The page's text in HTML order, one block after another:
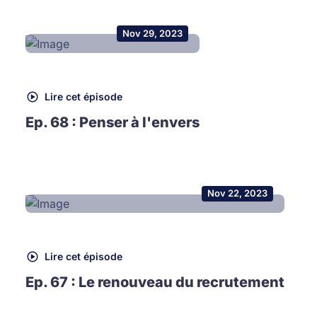
Nov 29, 2023
Lire cet épisode
Ep. 68 : Penser à l'envers
Nov 22, 2023
Lire cet épisode
Ep. 67 : Le renouveau du recrutement